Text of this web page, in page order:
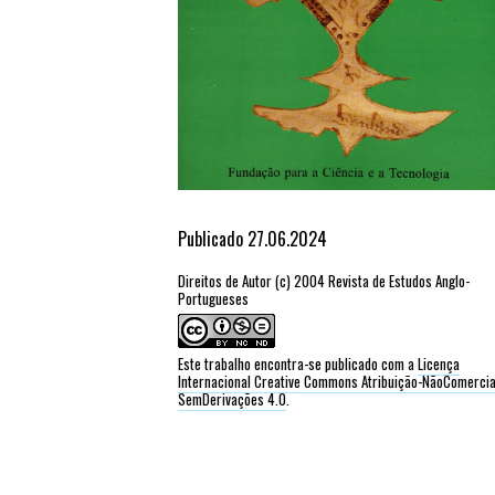
Publicado 27.06.2024
Direitos de Autor (c) 2004 Revista de Estudos Anglo-
Portugueses
Este trabalho encontra-se publicado com aLicença
Internacional Creative Commons Atribuição-
SemDerivações 4.0.